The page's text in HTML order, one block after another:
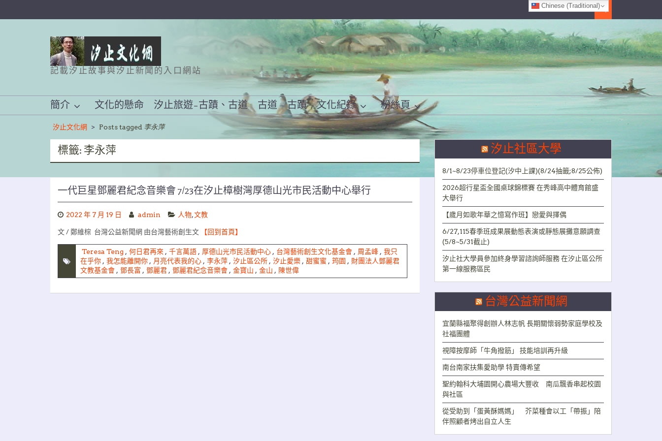
記載汐止故事與汐止新聞的入口網站
簡介 文化的懸命 汐止旅遊–古蹟、古道 古道 古蹟 文化紀錄 粉絲頁
汐止文化網 > Posts tagged 李永萍
標籤: 李永萍
一代巨星鄧麗君紀念音樂會 7/23在汐止樟樹灣厚德山光市民活動中心舉行
2022 年 7 月 19 日 admin 人物,文教
文 / 鄭維棕 台灣公益新聞網 由台灣藝術創生文 【回到首頁】
Teresa Teng , 何日君再來 , 千言萬語 , 厚德山光市民活動中心 , 台灣藝術創生文化基金會 , 周孟峰 , 我只
在乎你 , 我怎能離開你 , 月亮代表我的心 , 李永萍 , 汐止區公所 , 汐止愛樂 , 甜蜜蜜 , 筠園 , 財團法人鄧麗君
文教基金會 , 鄧長富 , 鄧麗君 , 鄧麗君紀念音樂會 , 金寶山 , 金山 , 陳世偉
汐止社區大學
8/1~8/23停車位登記(汐中上課)(8/24抽籤;8/25公佈)
2026超行星盃全國桌球錦標賽 在秀峰高中體育館盛
大舉行
【歲月如歌年華之憶寫作班】戀愛與擇偶
6/27,115春季班成果展動態表演或靜態展攤意願調查
(5/8~5/31截止)
汐止社大學員參加終身學習諮詢師服務 在汐止區公所
第一線服務區民
台灣公益新聞網
宜蘭縣福聚得創辦人林志帆 長期關懷弱勢家庭學校及
社福團體
視障按摩師「牛角撥筋」 技能培訓再升級
南台南家扶集愛助學 特賣傳希望
聖約翰科大埔園開心農場大豐收 南瓜飄香串起校園
與社區
從受助到「蛋黃酥媽媽」 芥菜種會以工「帶振」陪
伴照顧者烤出自立人生
Chinese (Traditional)